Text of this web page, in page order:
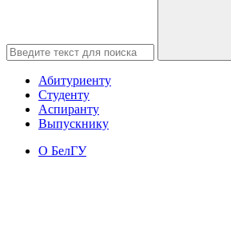
Абитуриенту
Студенту
Аспиранту
Выпускнику
О БелГУ